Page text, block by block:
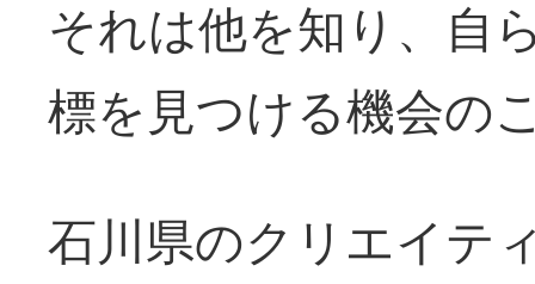
それは他を知り、自
標を見つける機会の
石川県のクリエイテ